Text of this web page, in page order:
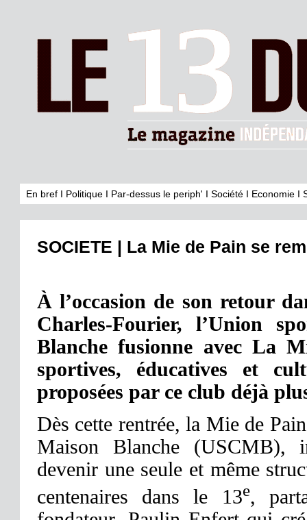
En bref I Politique I Par-dessus le periph' I Société I Economie I
SOCIETE | La Mie de Pain se
À l’occasion de son retour
Charles-Fourier, l’Union
Blanche fusionne avec La
sportives, éducatives et
proposées par ce club déjà
Dès cette rentrée, la Mie de
Maison Blanche (USCMB),
devenir une seule et même
centenaires dans le 13e,